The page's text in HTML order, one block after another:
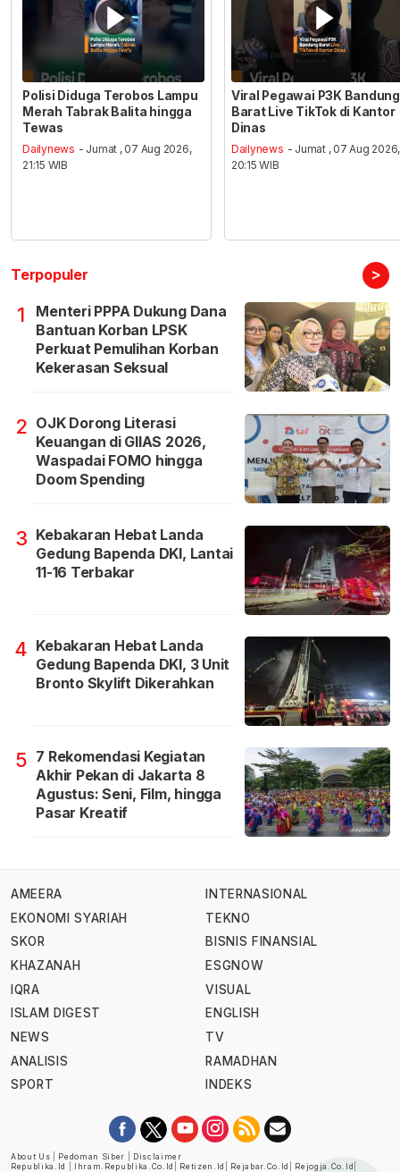
Polisi Diduga Terobos Lampu
Merah Tabrak Balita hingga
Tewas
Dailynews - Jumat , 07 Aug 2026,
21:15 WIB
Viral Pegawai P3K Bandung
Barat Live TikTok di Kantor
Dinas
Dailynews - Jumat , 07 Aug 2026,
20:15 WIB
Terpopuler >
1
Menteri PPPA Dukung Dana
Bantuan Korban LPSK
Perkuat Pemulihan Korban
Kekerasan Seksual
2 OJK Dorong Literasi
Keuangan di GIIAS 2026,
Waspadai FOMO hingga
Doom Spending
3 Kebakaran Hebat Landa
Gedung Bapenda DKI, Lantai
11-16 Terbakar
4 Kebakaran Hebat Landa
Gedung Bapenda DKI, 3 Unit
Bronto Skylift Dikerahkan
5 7 Rekomendasi Kegiatan
Akhir Pekan di Jakarta 8
Agustus: Seni, Film, hingga
Pasar Kreatif
AMEERA
EKONOMI SYARIAH
SKOR
KHAZANAH
IQRA
ISLAM DIGEST
NEWS
ANALISIS
SPORT
INTERNASIONAL
TEKNO
BISNIS FINANSIAL
ESGNOW
VISUAL
ENGLISH
TV
RAMADHAN
INDEKS
About Us Pedoman Siber
Disclaimer
Republika.id
Ihram.republika.co.id Retizen.id Rejabar.co.id Rejogja.co.id